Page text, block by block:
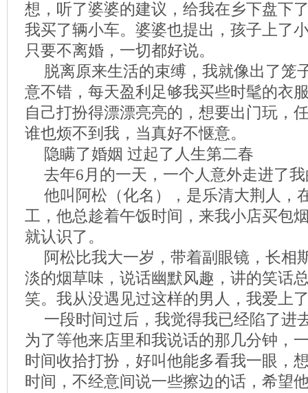
想，听了婆婆的建议，给我在乡下盘下
我买了辆小车。婆婆也提出，孩子上了
只要不离婚，一切都好说。
脱离原来生活的束缚，我就像出了笼
意不错，每天盈利足够我买些时髦的衣
自己打扮得漂漂亮亮的，想要出门玩，
谁也烦不到我，当真好不惬意。
隐瞒了婚姻 过起了人生第二春
去年6月的一天，一个人意外走进了
他叫阿松（化名），是乐清大荆人，
工，他总趁着午饭时间，来我小店买包
就认识了。
阿松比我大一岁，带着副眼镜，长相
淡的烟草味，说话幽默风趣，讲的笑话
笑。我从没遇见过这样的男人，我爱上
一段时间过后，我觉得我已经陷了进
为了等他来店里和我说话的那几分钟，
时间收拾打扮，好叫他能多看我一眼，
时间，不经意间说一些擦边的话，希望